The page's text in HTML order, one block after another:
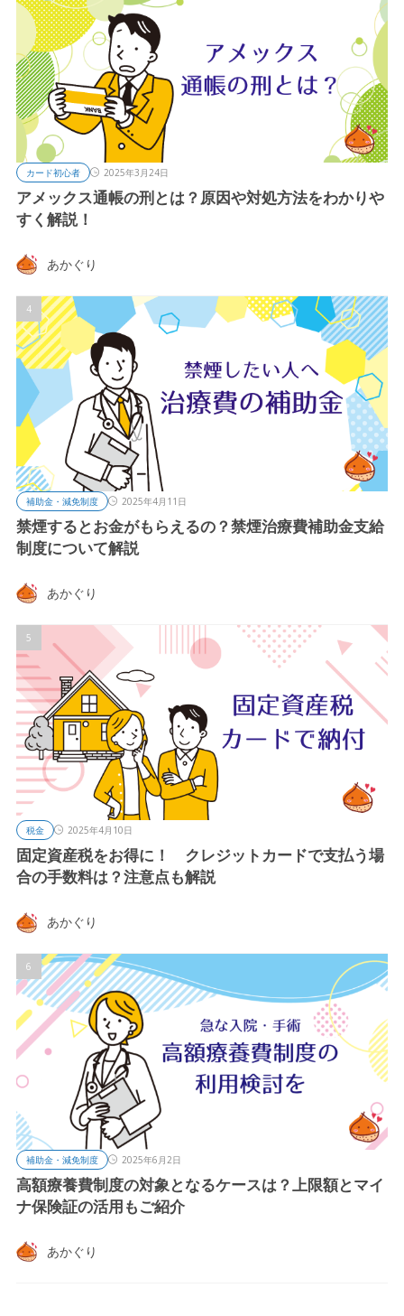
カード初心者 2025年3月24日
アメックス通帳の刑とは？原因や対処方法をわかりや
すく解説！
あかぐり
補助金・減免制度 2025年4月11日
禁煙するとお金がもらえるの？禁煙治療費補助金支給
制度について解説
あかぐり
税金 2025年4月10日
固定資産税をお得に！ クレジットカードで支払う場
合の手数料は？注意点も解説
あかぐり
補助金・減免制度 2025年6月2日
高額療養費制度の対象となるケースは？上限額とマイ
ナ保険証の活用もご紹介
あかぐり